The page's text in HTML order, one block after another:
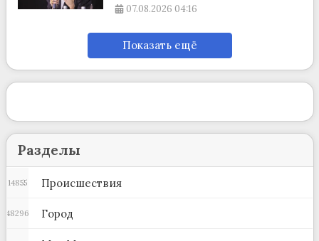
07.08.2026 04:16
Показать ещё
Разделы
Происшествия
14855
Город
48296